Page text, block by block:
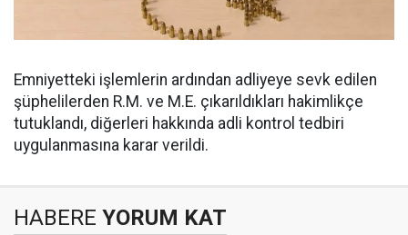
Emniyetteki işlemlerin ardından adliyeye sevk edilen
şüphelilerden R.M. ve M.E. çıkarıldıkları hakimlikçe
tutuklandı, diğerleri hakkında adli kontrol tedbiri
uygulanmasına karar verildi.
HABERE YORUM KAT